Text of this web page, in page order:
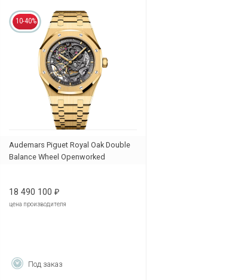
10-40%
Audemars Piguet Royal Oak Double
Balance Wheel Openworked
18 490 100 ₽
цена производителя
Под заказ